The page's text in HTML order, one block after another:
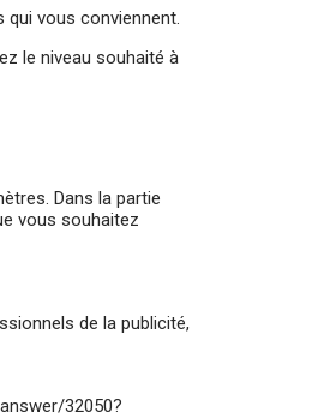
qui vous conviennent.
le niveau souhaité à
Dans la partie
vous souhaitez
de la publicité,
32050?